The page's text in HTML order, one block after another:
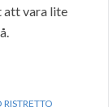
att vara lite
RISTRETTO